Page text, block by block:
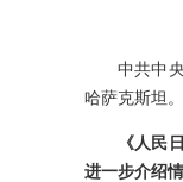
中共中
哈萨克斯坦。
《人民
进一步介绍